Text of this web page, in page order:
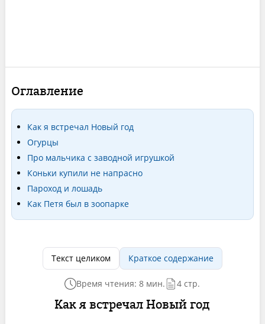
Оглавление
Как я встречал Новый год
Огурцы
Про мальчика с заводной игрушкой
Коньки купили не напрасно
Пароход и лошадь
Как Петя был в зоопарке
Текст целиком Краткое содержание
Время чтения: 8 мин. 4 стр.
Как я встречал Новый год